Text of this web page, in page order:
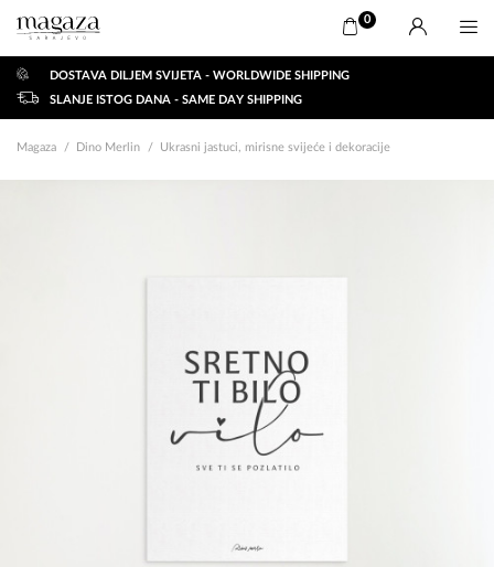
0
DOSTAVA DILJEM SVIJETA - WORLDWIDE SHIPPING
SLANJE ISTOG DANA - SAME DAY SHIPPING
Magaza Dino Merlin Ukrasni jastuci, mirisne svijeće i dekoracije